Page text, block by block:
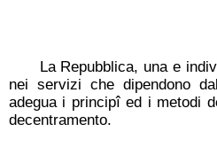
La Repubblica, una e
nei servizi che dipendono
adegua i principî ed i metodi
decentramento.